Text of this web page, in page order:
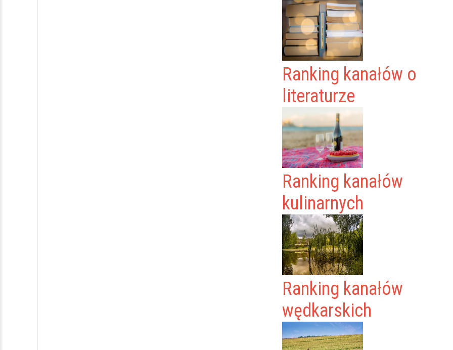
Ranking kanałów o
literaturze
Ranking kanałów
kulinarnych
Ranking kanałów
wędkarskich